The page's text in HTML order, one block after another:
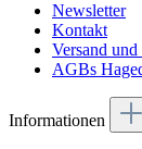
Newsletter
Kontakt
Versand
AGBs
Informationen